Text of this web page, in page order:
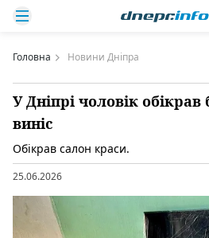
Головна Новини Дніпра
У Дніпрі чоловік
виніс
Обікрав салон краси.
25.06.2026